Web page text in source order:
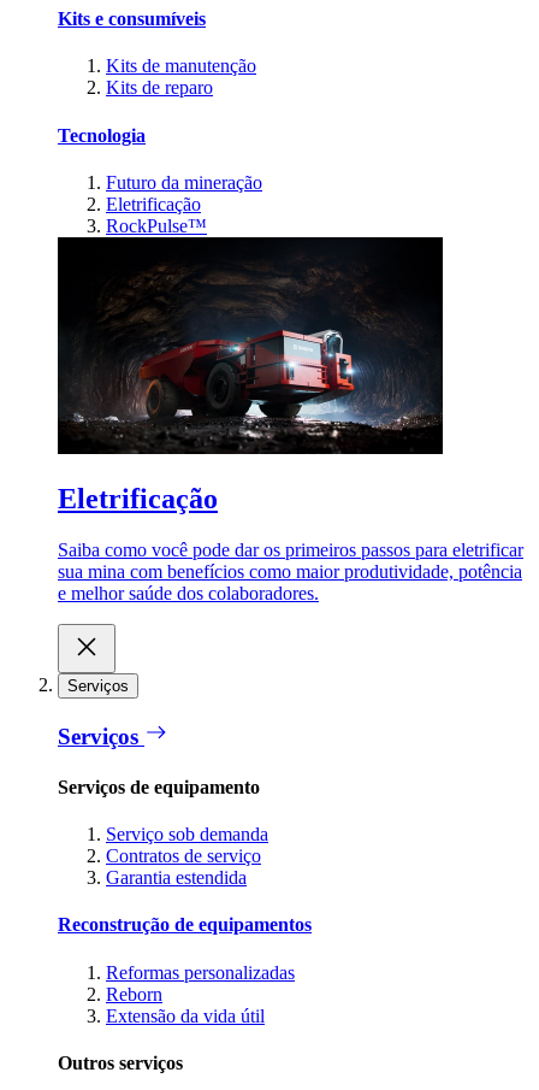
Kits e consumíveis
Kits de manutenção
Kits de reparo
Tecnologia
Futuro da mineração
Eletrificação
RockPulse™
Eletrificação
Saiba como você pode dar os primeiros passos para eletrificar
sua mina com benefícios como maior produtividade, potência
e melhor saúde dos colaboradores.
Serviços
Serviços
Serviços de equipamento
Serviço sob demanda
Contratos de serviço
Garantia estendida
Reconstrução de equipamentos
Reformas personalizadas
Reborn
Extensão da vida útil
Outros serviços